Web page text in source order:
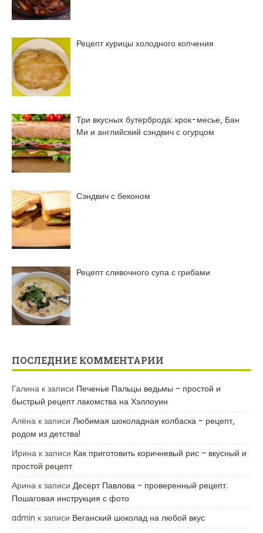
Рецепт курицы холодного копчения
Три вкусных бутерброда: крок-месье, Бан
Ми и английский сэндвич с огурцом
Сэндвич с беконом
Рецепт сливочного супа с грибами
ПОСЛЕДНИЕ КОММЕНТАРИИ
Галина к записи Печенье Пальцы ведьмы – простой и
быстрый рецепт лакомства на Хэллоуин
Алёна к записи Любимая шоколадная колбаска – рецепт,
родом из детства!
Ирина к записи Как приготовить коричневый рис – вкусный и
простой рецепт
Арина к записи Десерт Павлова – проверенный рецепт.
Пошаговая инструкция с фото
admin к записи Веганский шоколад на любой вкус